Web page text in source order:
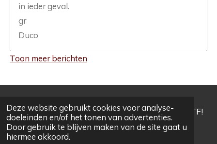
Deze website gebruikt cookies voor analyse-
doeleinden en/of het tonen van advertenties.
Door gebruik te blijven maken van de site gaat u
hiermee akkoord.
in ieder geval.
gr
Duco
Toon meer berichten
© 2020 - 2026 MGFnTFparts We Are MG F and TF!